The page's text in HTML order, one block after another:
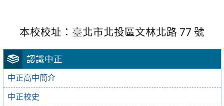
認識中正
中正高中簡介
中正校史
本校校址：臺北市北投區文林北路 77 號